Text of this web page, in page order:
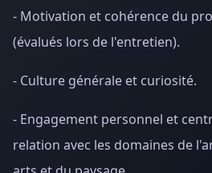
- Motivation et cohérence du
(évalués lors de l'entretien).
- Culture générale et curiosité.
- Engagement personnel et
relation avec les domaines de